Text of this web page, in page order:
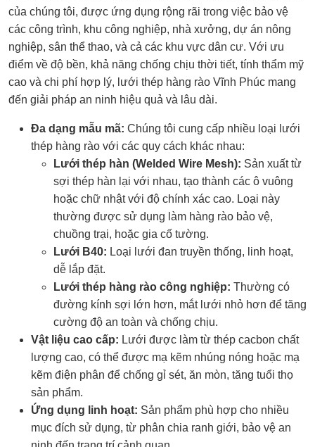
của chúng tôi, được ứng dụng rộng rãi trong việc bảo vệ
các công trình, khu công nghiệp, nhà xưởng, dự án nông
nghiệp, sân thể thao, và cả các khu vực dân cư. Với ưu
điểm về độ bền, khả năng chống chịu thời tiết, tính thẩm mỹ
cao và chi phí hợp lý, lưới thép hàng rào Vĩnh Phúc mang
đến giải pháp an ninh hiệu quả và lâu dài.
Đa dạng mẫu mã: Chúng tôi cung cấp nhiều loại lưới
thép hàng rào với các quy cách khác nhau:
Lưới thép hàn (Welded Wire Mesh): Sản xuất từ
sợi thép hàn lại với nhau, tạo thành các ô vuông
hoặc chữ nhật với độ chính xác cao. Loại này
thường được sử dụng làm hàng rào bảo vệ,
chuồng trại, hoặc gia cố tường.
Lưới B40: Loại lưới đan truyền thống, linh hoạt,
dễ lắp đặt.
Lưới thép hàng rào công nghiệp: Thường có
đường kính sợi lớn hơn, mắt lưới nhỏ hơn để tăng
cường độ an toàn và chống chịu.
Vật liệu cao cấp: Lưới được làm từ thép cacbon chất
lượng cao, có thể được mạ kẽm nhúng nóng hoặc mạ
kẽm điện phân để chống gỉ sét, ăn mòn, tăng tuổi thọ
sản phẩm.
Ứng dụng linh hoạt: Sản phẩm phù hợp cho nhiều
mục đích sử dụng, từ phân chia ranh giới, bảo vệ an